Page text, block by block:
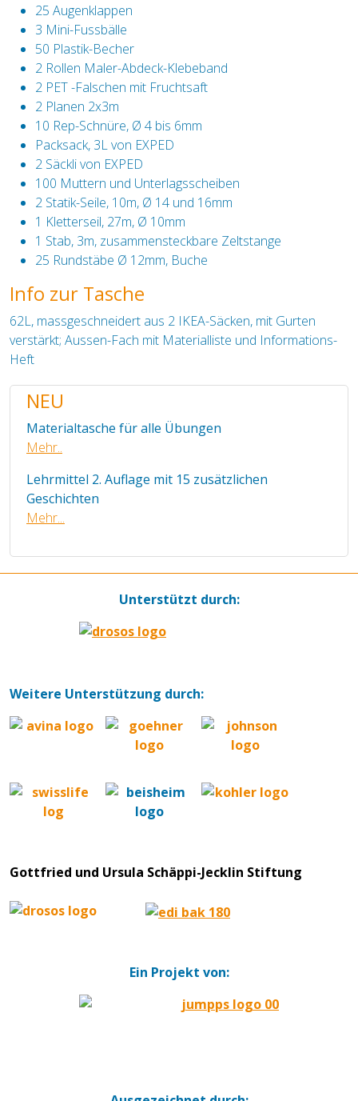
25 Augenklappen
3 Mini-Fussbälle
50 Plastik-Becher
2 Rollen Maler-Abdeck-Klebeband
2 PET -Falschen mit Fruchtsaft
2 Planen 2x3m
10 Rep-Schnüre, Ø 4 bis 6mm
Packsack, 3L von EXPED
2 Säckli von EXPED
100 Muttern und Unterlagsscheiben
2 Statik-Seile, 10m, Ø 14 und 16mm
1 Kletterseil, 27m, Ø 10mm
1 Stab, 3m, zusammensteckbare Zeltstange
25 Rundstäbe Ø 12mm, Buche
Info zur Tasche
62L, massgeschneidert aus 2 IKEA-Säcken, mit Gurten
verstärkt; Aussen-Fach mit Materialliste und Informations-
Heft
NEU
Materialtasche für alle Übungen
Mehr..
Lehrmittel 2. Auflage mit 15 zusätzlichen
Geschichten
Mehr...
Unterstützt durch:
Weitere Unterstützung durch:
Gottfried und Ursula Schäppi-Jecklin Stiftung
Ein Projekt von: